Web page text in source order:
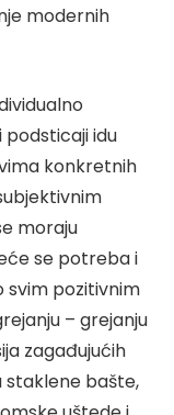
modernih
podsticaji idu
konkretnih
moraju
se potreba i
svim pozitivnim
– grejanju
zagađujućih
staklene bašte,